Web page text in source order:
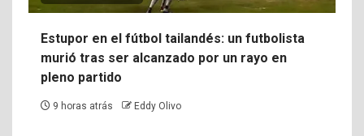
Estupor en el fútbol tailandés: un futbolista
murió tras ser alcanzado por un rayo en
pleno partido
9 horas atrás Eddy Olivo